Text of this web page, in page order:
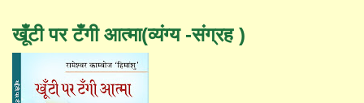
खूँटी पर टँगी आत्मा(व्यंग्य -संग्रह )